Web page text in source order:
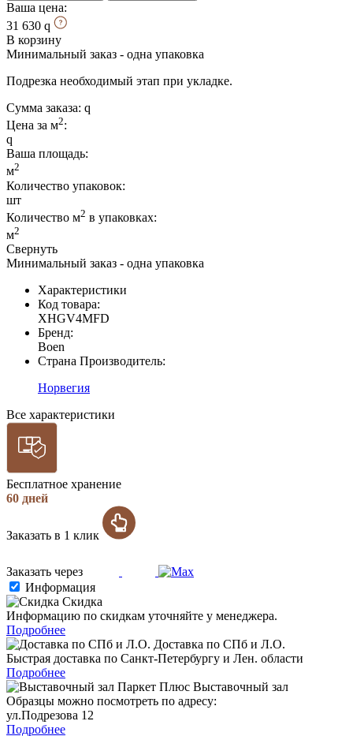
Ваша цена:
31 630
В корзину
Минимальный заказ - одна упаковка
Подрезка необходимый этап при укладке.
Сумма заказа:
Цена за м2:
Ваша площадь:
м2
Количество упаковок:
шт
Количество м2 в упаковках:
м2
Свернуть
Минимальный заказ - одна упаковка
Характеристики
Код товара:
XHGV4MFD
Бренд:
Boen
Страна Производитель:
Норвегия
Все характеристики
Бесплатное хранение
60 дней
Заказать в 1 клик
Заказать через
Информация
Скидка
Информацию по скидкам уточняйте у менеджера.
Подробнее
Доставка по СПб и Л.О.
Быстрая доставка по Санкт-Петербургу и Лен. области
Подробнее
Выставочный зал
Образцы можно посмотреть по адресу:
ул.Подрезова 12
Подробнее